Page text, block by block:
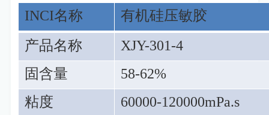
INCI名称
有机硅压敏胶
产品名称
XJY-301-4
固含量
58-62%
粘度
60000-120000mPa.s